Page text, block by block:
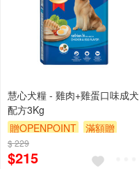
慧心犬糧 - 雞肉+雞蛋口味成犬
配方3Kg
贈OPENPOINT
滿額贈
滿額9折
$ 229
$215